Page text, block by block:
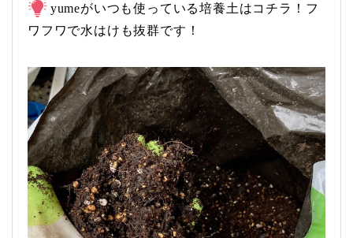
yumeがいつも使っている培養土はコチラ！フ
ワフワで水はけも抜群です！